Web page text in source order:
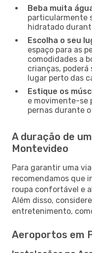
Beba muita
particularmente
hidratado
Escolha o seu
espaço para as
comodidades a
crianças, poderá
lugar perto das
Estique os
e movimente-se
pernas durante o
A duração de
Montevideo
Para garantir uma
recomendamos que
roupa confortável e
Além disso,
entretenimento,
Aeroportos em